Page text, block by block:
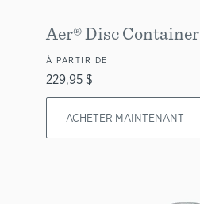
Aer® Disc Container
À PARTIR DE
229,95 $
ACHETER MAINTENANT